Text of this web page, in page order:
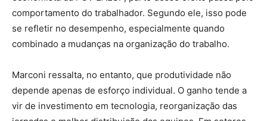
comportamento do trabalhador. Segundo ele, isso pode
se refletir no desempenho, especialmente quando
combinado a mudanças na organização do trabalho.
Marconi ressalta, no entanto, que produtividade não
depende apenas de esforço individual. O ganho tende a
vir de investimento em tecnologia, reorganização das